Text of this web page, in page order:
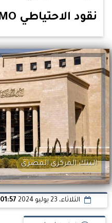
نقود الاحتياطي MO» بنهاية يونيو 2024
البنك المركزى المصرى
الثلاثاء، 23 يوليو 2024 01:57 مـ